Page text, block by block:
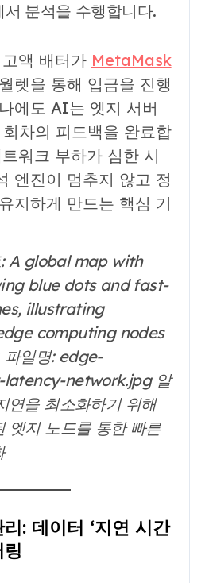
분석을 수행합니다.
액 배터가 MetaMask
렛을 통해 입금을 진행
에도 AI는 엣지 서버
차의 피드백을 완료합
워크 부하가 심한 시
엔진이 멈추지 않고 정
지하게 만드는 핵심 기
: A global map with
blue dots and fast-
illustrating
computing nodes
파일명: edge-
network.jpg 알
연을 최소화하기 위해
엣지 노드를 통한 빠른
: 데이터 ‘지연 시간